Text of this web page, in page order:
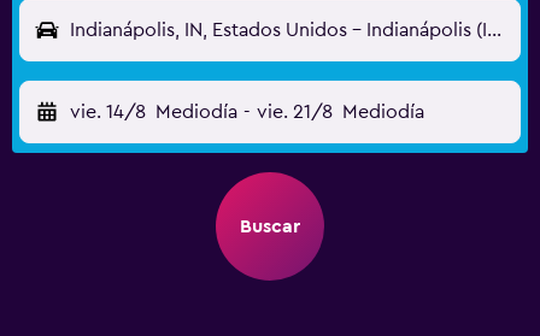
Indianápolis, IN, Estados Unidos - Indianápolis (IND)
vie. 14/8 Mediodía - vie. 21/8 Mediodía
Buscar